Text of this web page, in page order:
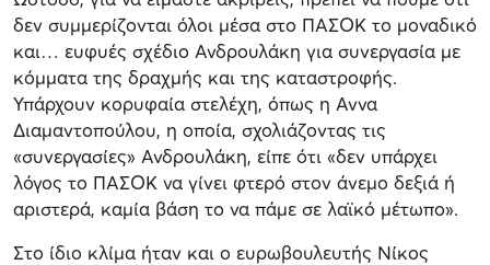
δεν συμμερίζονται όλοι μέσα στο ΠΑΣΟΚ το μοναδικό
και… ευφυές σχέδιο Ανδρουλάκη για συνεργασία με
κόμματα της δραχμής και της καταστροφής.
Υπάρχουν κορυφαία στελέχη, όπως η Αννα
Διαμαντοπούλου, η οποία, σχολιάζοντας τις
«συνεργασίες» Ανδρουλάκη, είπε ότι «δεν υπάρχει
λόγος το ΠΑΣΟΚ να γίνει φτερό στον άνεμο δεξιά ή
αριστερά, καμία βάση το να πάμε σε λαϊκό μέτωπο».
Στο ίδιο κλίμα ήταν και ο ευρωβουλευτής Νίκος